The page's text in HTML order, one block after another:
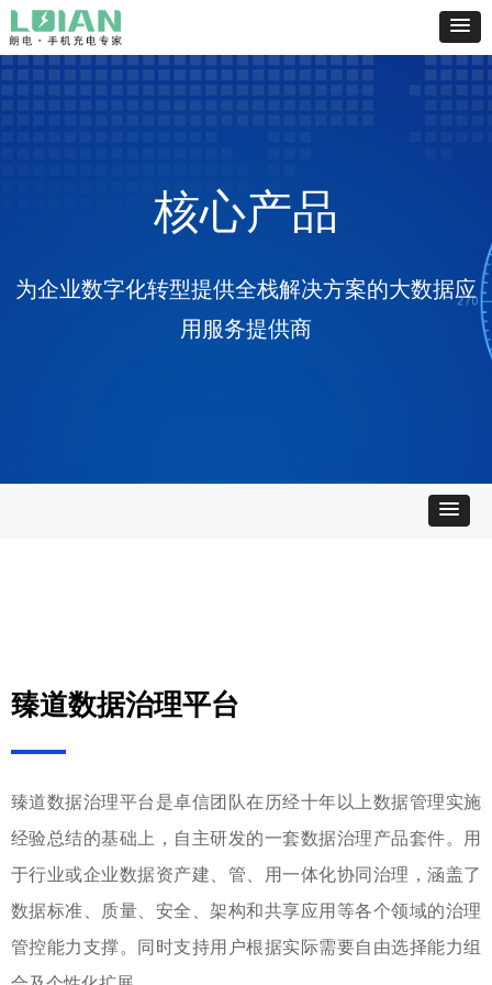
核心产品
为企业数字化转型提供全栈解决方案的大数据应
用服务提供商
臻道数据治理平台是卓信团队在历经十年以上数据管理实施
经验总结的基础上，自主研发的一套数据治理产品套件。用
于行业或企业数据资产建、管、用一体化协同治理，涵盖了
数据标准、质量、安全、架构和共享应用等各个领域的治理
管控能力支撑。同时支持用户根据实际需要自由选择能力组
臻道数据治理平台